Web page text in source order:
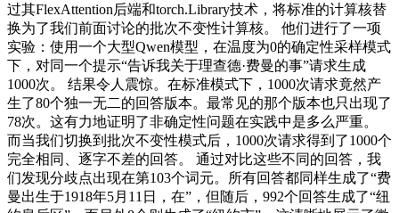
过其FlexAttention后端和torch.Library技术，将标准的计算核替
换为了我们前面讨论的批次不变性计算核。 他们进行了一项
实验：使用一个大型Qwen模型，在温度为0的确定性采样模式
下，对同一个提示“告诉我关于理查德·费曼的事”请求生成
1000次。 结果令人震惊。在标准模式下，1000次请求竟然产
生了80个独一无二的回答版本。最常见的那个版本也只出现了
78次。这有力地证明了非确定性问题在实践中是多么严重。
而当我们切换到批次不变性模式后，1000次请求得到了1000个
完全相同、逐字不差的回答。 通过对比这些不同的回答，我
们发现分歧点出现在第103个词元。所有回答都同样生成了“费
曼出生于1918年5月11日，在”，但随后，992个回答生成了“纽